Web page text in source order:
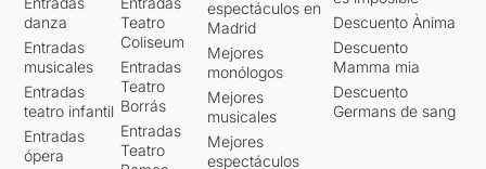
danza
Entradas
musicales
Entradas
teatro infantil
Entradas
ópera
Teatro
Coliseum
Entradas
Teatro
Borrás
Entradas
Teatro
espectáculos en
Madrid
Mejores
monólogos
Mejores
musicales
Mejores
espectáculos
Descuento Ànima
Descuento
Mamma mia
Descuento
Germans de sang